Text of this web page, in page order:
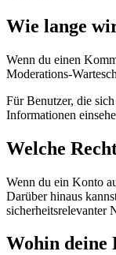
Wie lange
Wenn du einen
Moderations-
Für Benutzer, die
Informationen
Welche
Wenn du ein Konto
Darüber hinaus
sicherheitsrelevanter
Wohin deine